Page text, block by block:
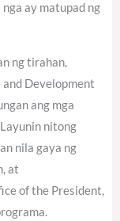
ay matupad ng
ng tirahan,
Development
ang mga
nitong
nila gaya ng
at
of the President,